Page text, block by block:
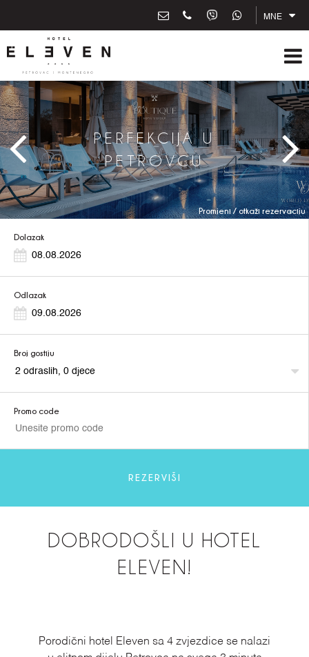
MNE
PERFEKCIJA U
PETROVCU
Promjeni / otkaži rezervaciju
Dolazak
Odlazak
Broj gostiju
Promo code
REZERVIŠI
DOBRODOŠLI U HOTEL
ELEVEN!
Porodični hotel Eleven sa 4 zvjezdice se nalazi